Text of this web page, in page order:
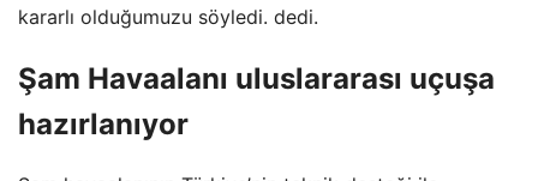
kararlı olduğumuzu söyledi. dedi.
Şam Havaalanı uluslararası uçuşa
hazırlanıyor